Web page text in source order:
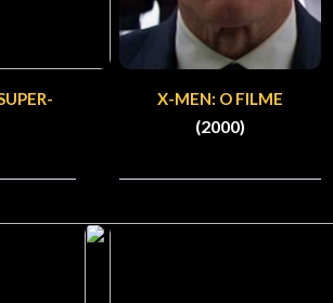
X-MEN: O FILME
(2000)